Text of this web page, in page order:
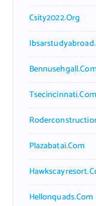
Csity2022.org
Bennusehgall.com
Tsecincinnati.com
Plazabatai.com
Hellonquads.com